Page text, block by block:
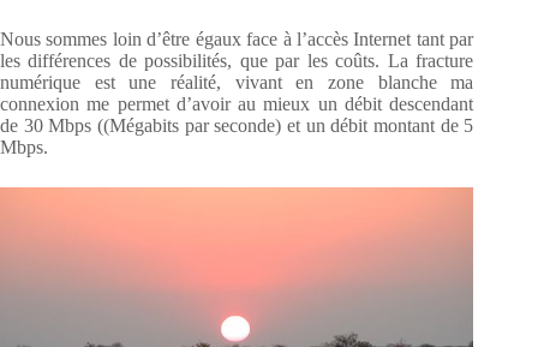
Nous sommes loin d’être égaux face à l’accès Internet tant par
les différences de possibilités, que par les coûts. La fracture
numérique est une réalité, vivant en zone blanche ma
connexion me permet d’avoir au mieux un débit descendant
de 30 Mbps ((Mégabits par seconde) et un débit montant de 5
Mbps.